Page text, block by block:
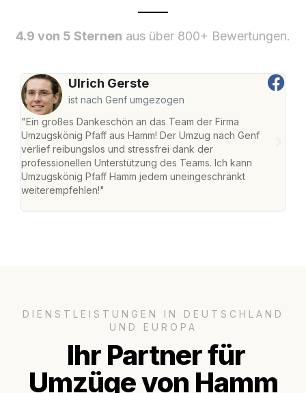
4.9 von 5 Sternen aus über 800+ Bewertungen.
Ulrich Gerste
ist nach Genf umgezogen
"Ein großes Dankeschön an das Team der Firma
Umzugskönig Pfaff aus Hamm! Der Umzug nach Genf
verlief reibungslos und stressfrei dank der
professionellen Unterstützung des Teams. Ich kann
Umzugskönig Pfaff Hamm jedem uneingeschränkt
weiterempfehlen!"
DIENSTLEISTUNGEN IN DEUTSCHLAND
UND EUROPA
Ihr Partner für
Umzüge von Hamm